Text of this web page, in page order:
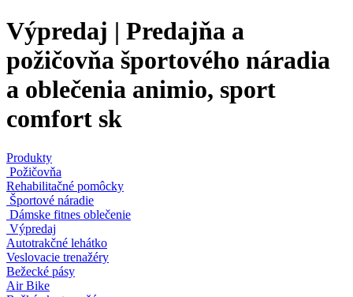
Výpredaj | Predajňa a
požičovňa športového náradia
a oblečenia animio, sport
comfort sk
Produkty
Požičovňa
Rehabilitačné pomôcky
Športové náradie
Dámske fitnes oblečenie
Výpredaj
Autotrakčné lehátko
Veslovacie trenažéry
Bežecké pásy
Air Bike